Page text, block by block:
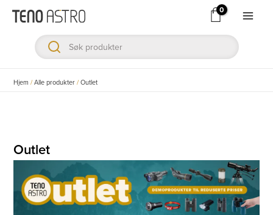
Hopp
innholdet
Hjem /Alle produkter /Outlet
Outlet